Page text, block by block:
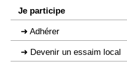
Je participe
Adhérer
Devenir un essaim local